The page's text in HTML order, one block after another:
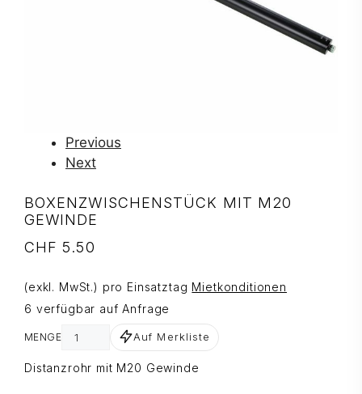
Previous
Next
BOXENZWISCHENSTÜCK MIT M20
GEWINDE
CHF 5.50
(exkl. MwSt.) pro Einsatztag Mietkonditionen
6 verfügbar auf Anfrage
MENGE Auf Merkliste
Distanzrohr mit M20 Gewinde